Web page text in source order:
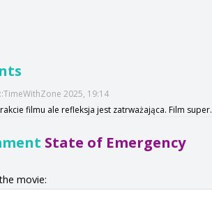
2025, 19:14
filmu ale refleksja jest zatrważająca. Film super.
State of Emergency
movie: